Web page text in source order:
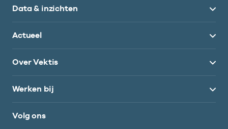
Data & inzichten
Actueel
Over Vektis
Werken bij
Volg ons